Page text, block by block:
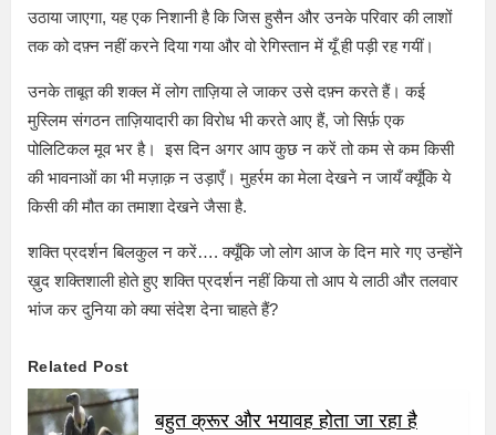
उठाया जाएगा, यह एक निशानी है कि जिस हुसैन और उनके परिवार की लाशों
तक को दफ़्न नहीं करने दिया गया और वो रेगिस्तान में यूँ ही पड़ी रह गयीं।
उनके ताबूत की शक्ल में लोग ताज़िया ले जाकर उसे दफ़्न करते हैं। कई
मुस्लिम संगठन ताज़ियादारी का विरोध भी करते आए हैं, जो सिर्फ़ एक
पोलिटिकल मूव भर है। इस दिन अगर आप कुछ न करें तो कम से कम किसी
की भावनाओं का भी मज़ाक़ न उड़ाएँ। मुहर्रम का मेला देखने न जायँ क्यूँकि ये
किसी की मौत का तमाशा देखने जैसा है.
शक्ति प्रदर्शन बिलकुल न करें…. क्यूँकि जो लोग आज के दिन मारे गए उन्होंने
ख़ुद शक्तिशाली होते हुए शक्ति प्रदर्शन नहीं किया तो आप ये लाठी और तलवार
भांज कर दुनिया को क्या संदेश देना चाहते हैं?
Related Post
बहुत क्रूर और भयावह होता जा रहा है